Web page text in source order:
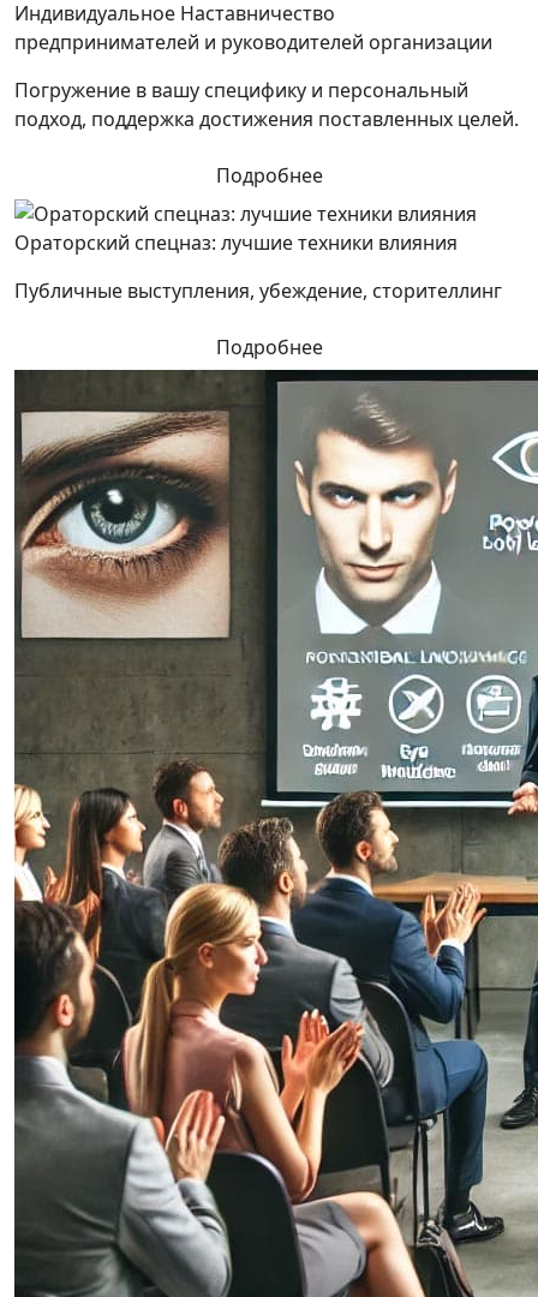
Индивидуальное Наставничество
предпринимателей и руководителей организации
Погружение в вашу специфику и персональный
подход, поддержка достижения поставленных целей.
Подробнее
Ораторский спецназ: лучшие техники влияния
Публичные выступления, убеждение, сторителлинг
Подробнее